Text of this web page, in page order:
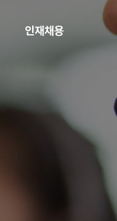
인재채용